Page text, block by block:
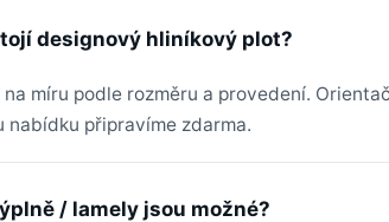
designový hliníkový plot?
na míru podle rozměru a provedení.
nabídku připravíme zdarma.
/ lamely jsou možné?